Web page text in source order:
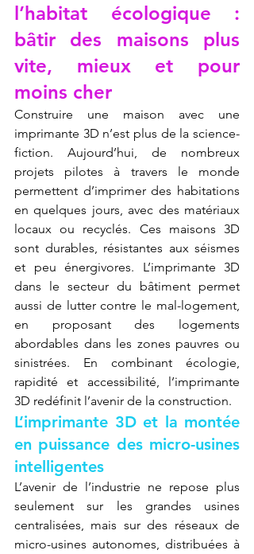
l’habitat écologique :
bâtir des maisons plus
vite, mieux et pour
moins cher
Construire une maison avec une
imprimante 3D n’est plus de la science-
fiction. Aujourd’hui, de nombreux
projets pilotes à travers le monde
permettent d’imprimer des habitations
en quelques jours, avec des matériaux
locaux ou recyclés. Ces maisons 3D
sont durables, résistantes aux séismes
et peu énergivores. L’imprimante 3D
dans le secteur du bâtiment permet
aussi de lutter contre le mal-logement,
en proposant des logements
abordables dans les zones pauvres ou
sinistrées. En combinant écologie,
rapidité et accessibilité, l’imprimante
3D redéfinit l’avenir de la construction.
L’imprimante 3D et la montée
en puissance des micro-usines
intelligentes
L’avenir de l’industrie ne repose plus
seulement sur les grandes usines
centralisées, mais sur des réseaux de
micro-usines autonomes, distribuées à